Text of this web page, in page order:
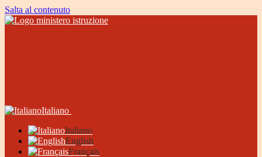
Salta al contenuto
Italiano
Italiano
English
Français